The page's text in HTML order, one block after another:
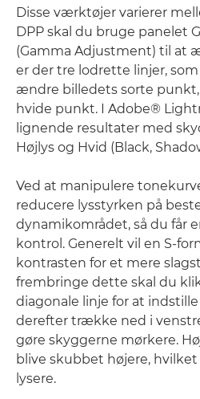
Disse værktøjer varierer
DPP skal du bruge panelet
(Gamma Adjustment) til at
er der tre lodrette linjer,
ændre billedets sorte
hvide punkt. I Adobe®
lignende resultater med
Højlys og Hvid (Black,
Ved at manipulere
reducere lysstyrken på
dynamikområdet, så du får
kontrol. Generelt vil en S-
kontrasten for et mere
frembringe dette skal du
diagonale linje for at
derefter trække ned i
gøre skyggerne mørkere.
blive skubbet højere,
lysere.